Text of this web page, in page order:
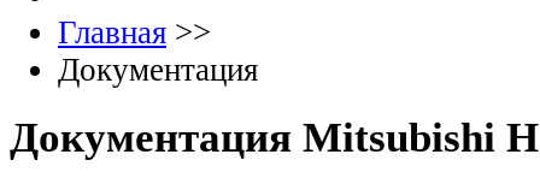
Главная >>
Документация
Документация Mitsubishi